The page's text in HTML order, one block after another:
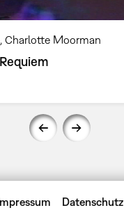
Charlotte Moorman
Impressum Datenschutz